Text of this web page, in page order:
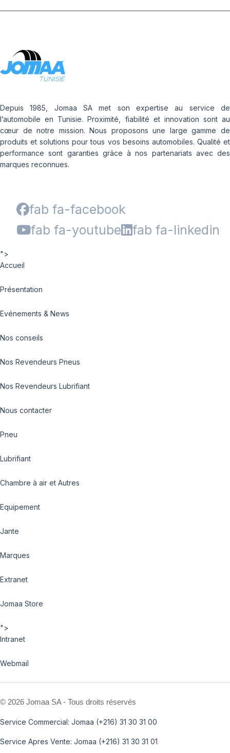
Depuis 1985, Jomaa SA met son expertise au service de
l’automobile en Tunisie. Proximité, fiabilité et innovation sont au
cœur de notre mission. Nous proposons une large gamme de
produits et solutions pour tous vos besoins automobiles. Qualité et
performance sont garanties grâce à nos partenariats avec des
marques reconnues.
fab fa-facebook
fab fa-youtube
fab fa-linkedin
">
Accueil
Présentation
Evénements & News
Nos conseils
Nos Revendeurs Pneus
Nos Revendeurs Lubrifiant
Nous contacter
Pneu
Lubrifiant
Chambre à air et Autres
Equipement
Jante
Marques
Extranet
Jomaa Store
">
Intranet
Webmail
© 2026 Jomaa SA - Tous droits réservés
Service Commercial: Jomaa (+216) 31 30 31 00
Service Apres Vente: Jomaa (+216) 31 30 31 01